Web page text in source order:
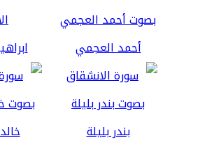
أحمد العجمي
بندر بليلة